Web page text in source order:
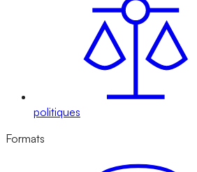
politiques
Formats